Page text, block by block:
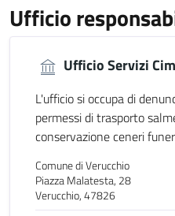
Ufficio
Ufficio Servizi
L'ufficio si occupa di
permessi di trasporto
conservazione ceneri
Comune di Verucchio
Piazza Malatesta, 28
Verucchio, 47826